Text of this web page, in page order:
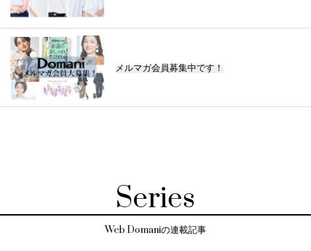
メルマガ会員募集中です！
Series
Web Domaniの連載記事